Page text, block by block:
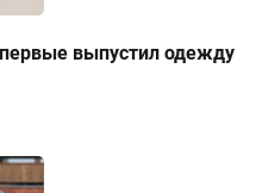
выпустил одежду